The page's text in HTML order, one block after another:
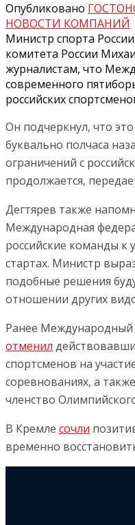
Опубликовано
НОВОСТИ КОМПАНИЙ
Министр спорта
комитета России
журналистам, что
современного
российских
Он подчеркнул, что
буквально полчаса
ограничений с
продолжается,
Дегтярев также
Международная
российские команды
стартах. Министр
подобные решения
отношении других
Ранее
отменил
спортсменов на
соревнованиях, а
членство
В Кремле сочли
временно